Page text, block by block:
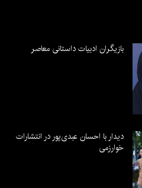
بازیگران ادبیات داستانی معاصر
دیدار با احسان عبدی‌پور در انتشارات
خوارزمی